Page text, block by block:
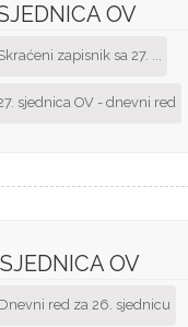
OV
zapisnik sa 27. ...
sjednica OV - dnevni red
OV
Dnevni red za 26. sjednicu